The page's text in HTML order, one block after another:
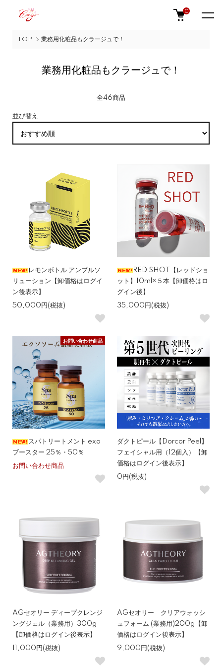
0
TOP 業務用化粧品もクラージュで！
業務用化粧品もクラージュで！
全46商品
並び替え
レモンボトル アンプルソ
リューション【卸価格はログイ
ン後表示】
50,000円(税抜)
RED SHOT【レッドショ
ット】10ml×５本【卸価格はロ
グイン後】
35,000円(税抜)
お問い合わせ商品
スパトリートメント exo
ブースター 25％・50％
お問い合わせ商品
ダクトピール【Dorcor Peel】
フェイシャル用（12個入）【卸
価格はログイン後表示】
0円(税抜)
AGセオリー ディープクレンジ
ングジェル（業務用）300g
【卸価格はログイン後表示】
11,000円(税抜)
AGセオリー クリアウォッシ
ュフォーム (業務用)200g【卸
価格はログイン後表示】
9,000円(税抜)